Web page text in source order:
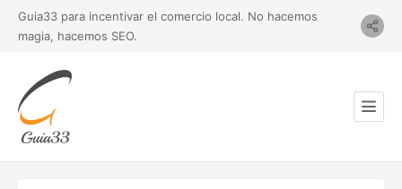
Guia33 para incentivar el comercio local. No hacemos
magia, hacemos SEO.